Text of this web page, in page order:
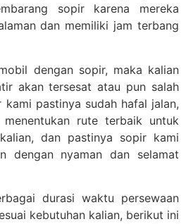
sopir karena mereka
dan memiliki jam terbang
dengan sopir, maka kalian
akan tersesat atau pun salah
pastinya sudah hafal jalan,
rute terbaik untuk
dan pastinya sopir kami
dengan nyaman dan selamat
durasi waktu persewaan
kebutuhan kalian, berikut ini